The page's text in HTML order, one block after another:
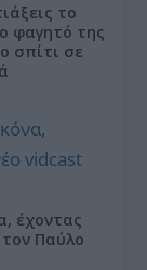
το
φαγητό της
σπίτι σε
έχοντας
Παύλο